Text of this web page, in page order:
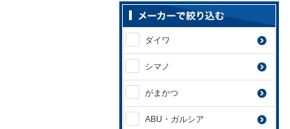
ダイワ
シマノ
がまかつ
ABU・ガルシア